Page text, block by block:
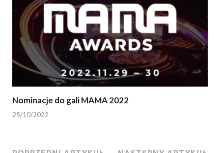
Nominacje do gali MAMA 2022
25/10/2022